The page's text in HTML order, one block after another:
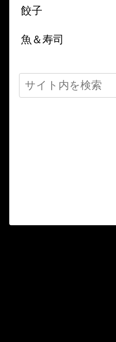
餃子
魚＆寿司